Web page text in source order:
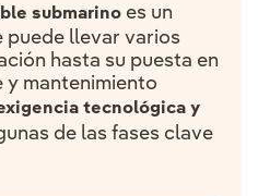
submarino es un
puede llevar varios
hasta su puesta en
y mantenimiento
tecnológica y
de las fases clave